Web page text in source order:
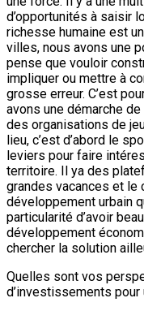
d’opportunités à saisir
richesse humaine est
villes, nous avons une
pense que vouloir
impliquer ou mettre à
grosse erreur. C’est
avons une démarche
des organisations de
lieu, c’est d’abord le
leviers pour faire
territoire. Il ya des
grandes vacances et
développement urbain
particularité d’avoir
développement
chercher la solution
Quelles sont vos
d’investissements